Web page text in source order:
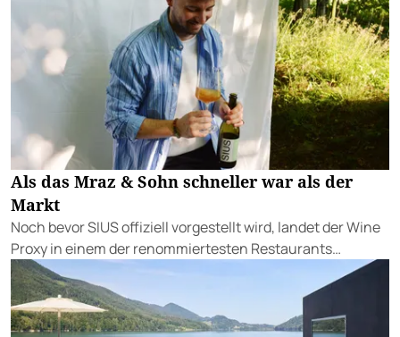
Als das Mraz & Sohn schneller war als der
Markt
Noch bevor SIUS offiziell vorgestellt wird, landet der Wine
Proxy in einem der renommiertesten Restaurants
Österreichs. Ein Zufall. Und irgendwie auch keiner.